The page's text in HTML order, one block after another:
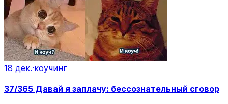
18 дек.·коучинг
37/365 Давай я заплачу: бессознательный сговор